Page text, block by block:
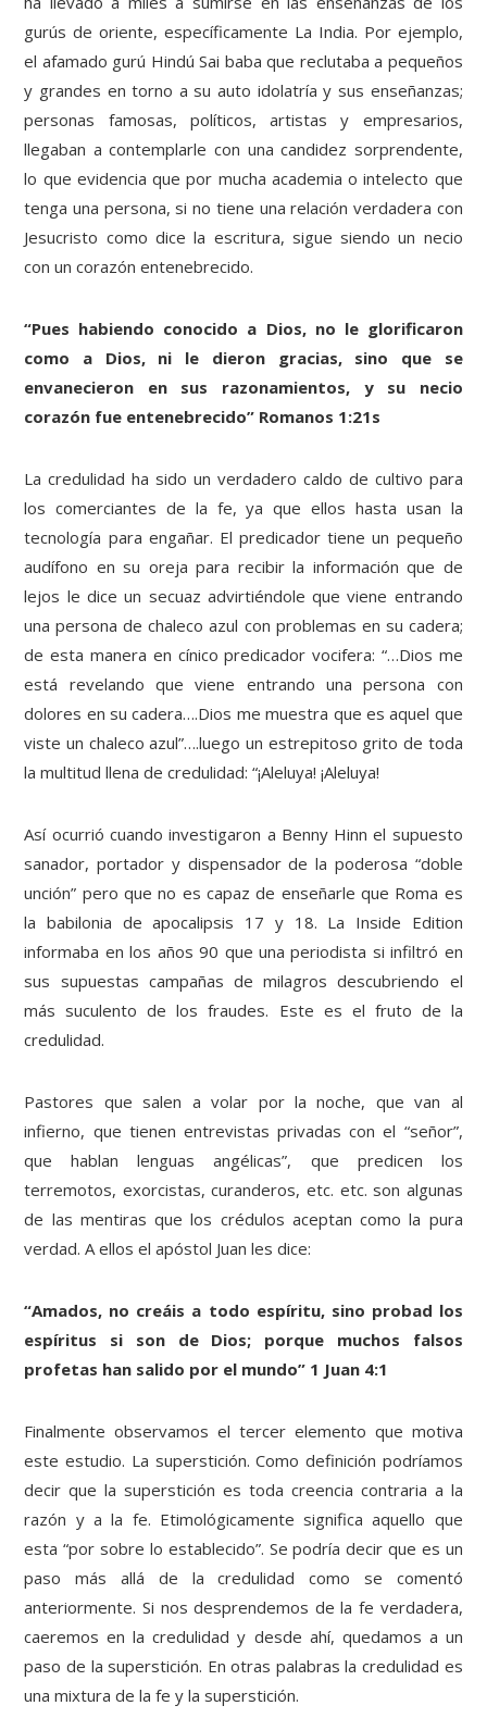
gurús de oriente, específicamente La India. Por ejemplo,
el afamado gurú Hindú Sai baba que reclutaba a pequeños
y grandes en torno a su auto idolatría y sus enseñanzas;
personas famosas, políticos, artistas y empresarios,
llegaban a contemplarle con una candidez sorprendente,
lo que evidencia que por mucha academia o intelecto que
tenga una persona, si no tiene una relación verdadera con
Jesucristo como dice la escritura, sigue siendo un necio
con un corazón entenebrecido.
“Pues habiendo conocido a Dios, no le glorificaron
como a Dios, ni le dieron gracias, sino que se
envanecieron en sus razonamientos, y su necio
corazón fue entenebrecido” Romanos 1:21s
La credulidad ha sido un verdadero caldo de cultivo para
los comerciantes de la fe, ya que ellos hasta usan la
tecnología para engañar. El predicador tiene un pequeño
audífono en su oreja para recibir la información que de
lejos le dice un secuaz advirtiéndole que viene entrando
una persona de chaleco azul con problemas en su cadera;
de esta manera en cínico predicador vocifera: “…Dios me
está revelando que viene entrando una persona con
dolores en su cadera….Dios me muestra que es aquel que
viste un chaleco azul”….luego un estrepitoso grito de toda
la multitud llena de credulidad: “¡Aleluya! ¡Aleluya!
Así ocurrió cuando investigaron a Benny Hinn el supuesto
sanador, portador y dispensador de la poderosa “doble
unción” pero que no es capaz de enseñarle que Roma es
la babilonia de apocalipsis 17 y 18. La Inside Edition
informaba en los años 90 que una periodista si infiltró en
sus supuestas campañas de milagros descubriendo el
más suculento de los fraudes. Este es el fruto de la
credulidad.
Pastores que salen a volar por la noche, que van al
infierno, que tienen entrevistas privadas con el “señor”,
que hablan lenguas angélicas”, que predicen los
terremotos, exorcistas, curanderos, etc. etc. son algunas
de las mentiras que los crédulos aceptan como la pura
verdad. A ellos el apóstol Juan les dice:
“Amados, no creáis a todo espíritu, sino probad los
espíritus si son de Dios; porque muchos falsos
profetas han salido por el mundo” 1 Juan 4:1
Finalmente observamos el tercer elemento que motiva
este estudio. La superstición. Como definición podríamos
decir que la superstición es toda creencia contraria a la
razón y a la fe. Etimológicamente significa aquello que
esta “por sobre lo establecido”. Se podría decir que es un
paso más allá de la credulidad como se comentó
anteriormente. Si nos desprendemos de la fe verdadera,
caeremos en la credulidad y desde ahí, quedamos a un
paso de la superstición. En otras palabras la credulidad es
una mixtura de la fe y la superstición.